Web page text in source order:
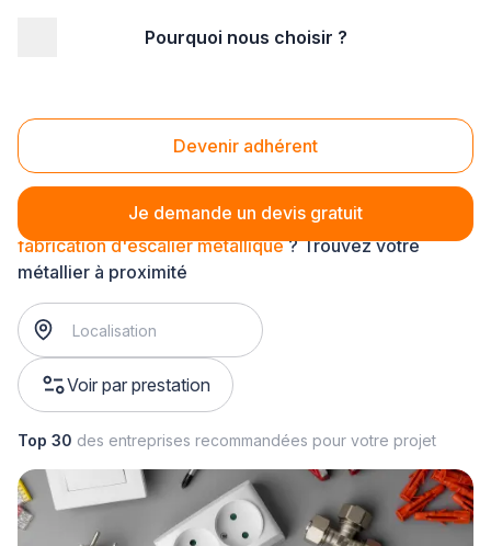
Pourquoi nous choisir ?
Devenir adhérent
Je demande un devis gratuit
Fabrication d'escalier métallique
fabrication d'escalier métallique? Trouvez votre
métallier à proximité
Voir par prestation
Top 30 des entreprises recommandées pour votre projet